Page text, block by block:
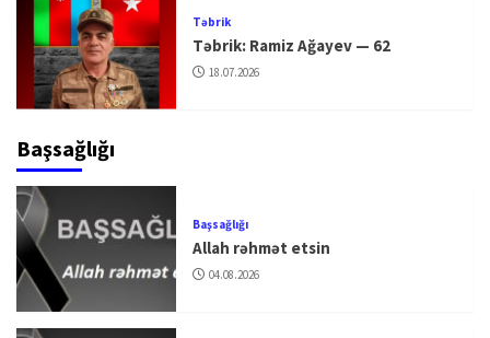
Təbrik
Təbrik: Ramiz Ağayev — 62
18.07.2026
Başsağlığı
Başsağlığı
Allah rəhmət etsin
04.08.2026